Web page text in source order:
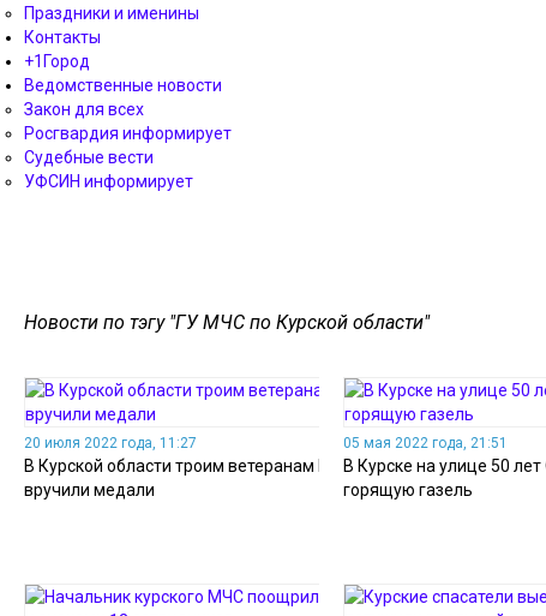
Праздники и именины
Контакты
+1Город
Ведомственные новости
Закон для всех
Росгвардия информирует
Судебные вести
УФСИН информирует
Новости по тэгу "ГУ МЧС по Курской области"
20 июля 2022 года, 11:27
В Курской области троим ветеранам МЧС
вручили медали
05 мая 2022 года, 21:51
В Курске на улице 50
горящую газель